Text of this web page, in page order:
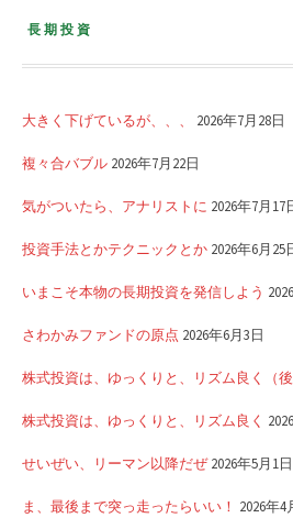
長期投資
大きく下げているが、、、 2026年7月28日
複々合バブル 2026年7月22日
気がついたら、アナリストに 2026年7月17
投資手法とかテクニックとか 2026年6月25
いまこそ本物の長期投資を発信しよう
さわかみファンドの原点 2026年6月3日
株式投資は、ゆっくりと、リズム良く（後
株式投資は、ゆっくりと、リズム良く
せいぜい、リーマン以降だぜ2026年5月1日
ま、最後まで突っ走ったらいい！ 2026年4